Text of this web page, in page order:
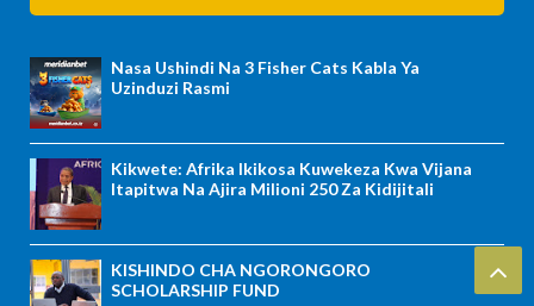
Nasa Ushindi Na 3 Fisher Cats Kabla Ya
Uzinduzi Rasmi
Kikwete: Afrika Ikikosa Kuwekeza Kwa Vijana
Itapitwa Na Ajira Milioni 250 Za Kidijitali
KISHINDO CHA NGORONGORO
SCHOLARSHIP FUND